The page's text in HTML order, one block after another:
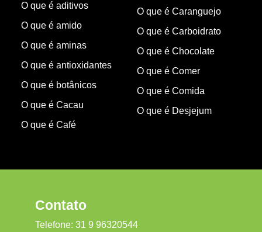
O que é aditivos
O que é amido
O que é aminas
O que é antioxidantes
O que é botânicos
O que é Cacau
O que é Café
O que é Caranguejo
O que é Carboidrato
O que é Chocolate
O que é Comer
O que é Comida
O que é Desjejum
Contato
Telefone: 31 9 96320544